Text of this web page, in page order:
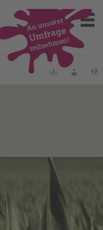
Merklisten
An unserer
Umfrage
teilnehmen!
spanischen